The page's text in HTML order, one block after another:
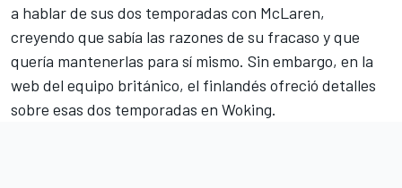
a hablar de sus dos temporadas con McLaren,
creyendo que sabía las razones de su fracaso y que
quería mantenerlas para sí mismo. Sin embargo, en la
web del equipo británico, el finlandés ofreció detalles
sobre esas dos temporadas en Woking.